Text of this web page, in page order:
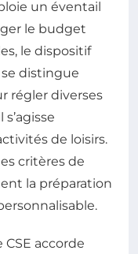
un éventail
le budget
le dispositif
se distingue
régler diverses
de loisirs.
critères de
la préparation
accorde